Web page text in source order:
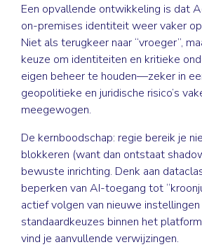
Een opvallende ontwikkeling is dat
on-premises identiteit weer vaker
Niet als terugkeer naar “vroeger”,
keuze om identiteiten en kritieke
eigen beheer te houden—zeker in
geopolitieke en juridische risico’s
meegewogen.
De kernboodschap: regie bereik je
blokkeren (want dan ontstaat
bewuste inrichting. Denk aan
beperken van AI-toegang tot
actief volgen van nieuwe instellingen
standaardkeuzes binnen het
vind je aanvullende verwijzingen.